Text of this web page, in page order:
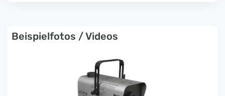
Beispielfotos / Videos